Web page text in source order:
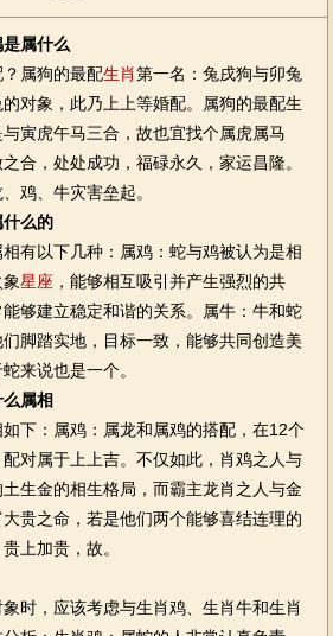
属什么
属狗的最配生肖第一名：兔戌狗与卯兔
对象，此乃上上等婚配。属狗的最配生
寅虎午马三合，故也宜找个属虎属马
合，处处成功，福碌永久，家运昌隆。
鸡、牛灾害垒起。
么的
以下几种：属鸡：蛇与鸡被认为是相
星座 ，能够相互吸引并产生强烈的共
够建立稳定和谐的关系。属牛：牛和蛇
脚踏实地，目标一致，能够共同创造美
来说也是一个。
属相
：属鸡：属龙和属鸡的搭配，在12个
对属于上上吉。不仅如此，肖鸡之人与
生金的相生格局，而霸主龙肖之人与金
贵之命，若是他们两个能够喜结连理的
上加贵，故。
，应该考虑与生肖鸡、生肖牛和生肖